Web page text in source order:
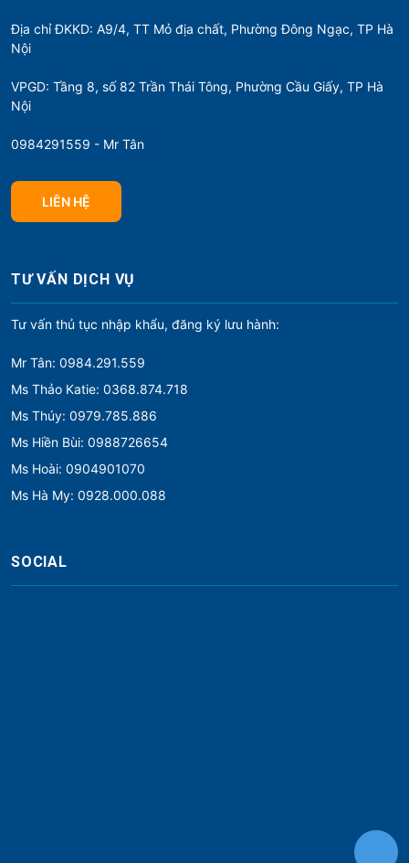
Địa chỉ ĐKKD: A9/4, TT Mỏ địa chất, Phường Đông Ngạc, TP Hà
Nội
VPGD: Tầng 8, số 82 Trần Thái Tông, Phường Cầu Giấy, TP Hà
Nội
0984291559 - Mr Tân
LIÊN HỆ
TƯ VẤN DỊCH VỤ
Tư vấn thủ tục nhập khẩu, đăng ký lưu hành:
Mr Tân: 0984.291.559
Ms Thảo Katie: 0368.874.718
Ms Thúy: 0979.785.886
Ms Hiền Bùi: 0988726654
Ms Hoài: 0904901070
Ms Hà My: 0928.000.088
SOCIAL